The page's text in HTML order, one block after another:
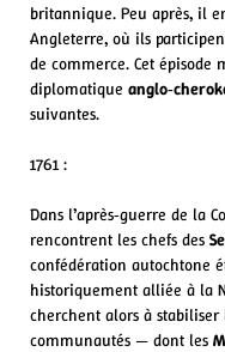
britannique. Peu après, il
Angleterre, où ils
de commerce. Cet épisode
diplomatique
suivantes.
1761 :
Dans l’après‑guerre de la
rencontrent les chefs des
confédération autochtone
historiquement alliée à la
cherchent alors à
communautés — dont les